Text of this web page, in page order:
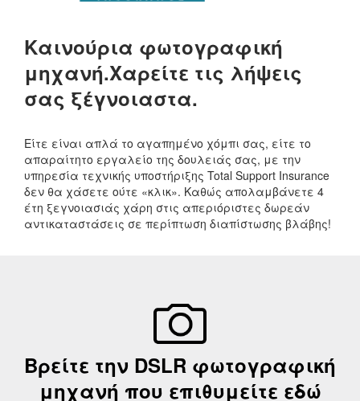
Καινούρια φωτογραφική
μηχανή.Χαρείτε τις λήψεις
σας ξέγνοιαστα.
Είτε είναι απλά το αγαπημένο χόμπι σας, είτε το
απαραίτητο εργαλείο της δουλειάς σας, με την
υπηρεσία τεχνικής υποστήριξης Total Support Insurance
δεν θα χάσετε ούτε «κλικ». Καθώς απολαμβάνετε 4
έτη ξεγνοιασιάς χάρη στις απεριόριστες δωρεάν
αντικαταστάσεις σε περίπτωση διαπίστωσης βλάβης!
Βρείτε την DSLR φωτογραφική
μηχανή που επιθυμείτε εδώ